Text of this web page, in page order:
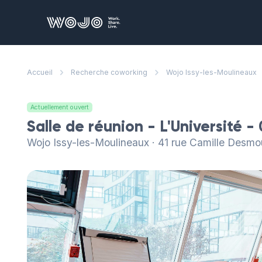
WOJO
Accueil Recherche coworking Wojo Issy-les-Moulineaux
Actuellement ouvert
Salle de réunion - L'Université -
Wojo Issy-les-Moulineaux · 41 rue Camille